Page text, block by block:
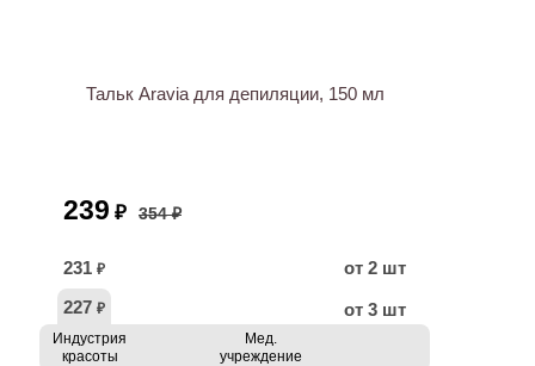
Тальк Aravia для депиляции, 150 мл
239 ₽ 354 ₽
231 ₽
от 2 шт
227 ₽ от 3 шт
Индустрия
красоты
Мед.
учреждение